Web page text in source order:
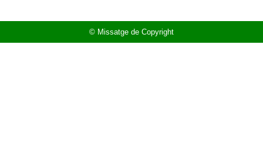
© Missatge de Copyright